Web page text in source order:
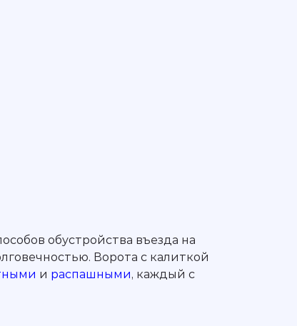
обустройства въезда на
Ворота с калиткой
и распашными, каждый с